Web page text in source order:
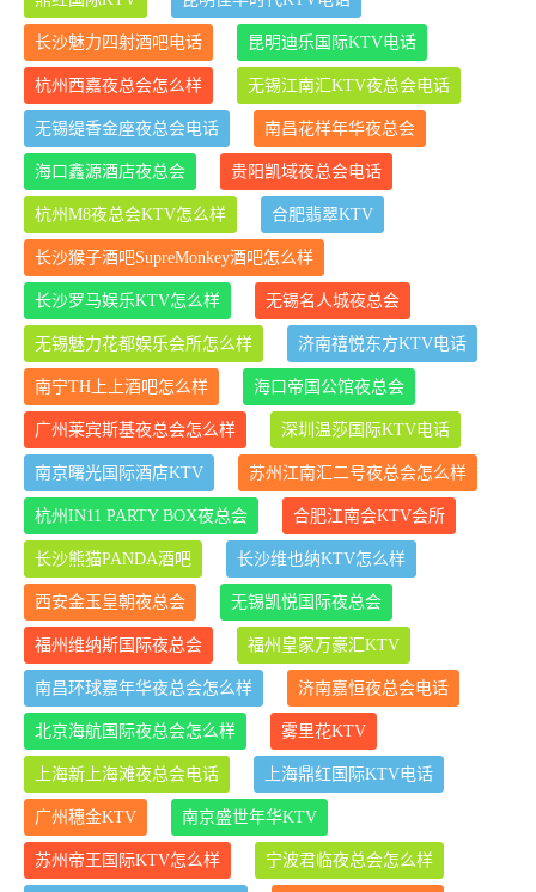
长沙魅力四射酒吧电话 昆明迪乐国际KTV电话
杭州西嘉夜总会怎么样 无锡江南汇KTV夜总会电话
无锡缇香金座夜总会电话 南昌花样年华夜总会
海口鑫源酒店夜总会 贵阳凯域夜总会电话
杭州M8夜总会KTV怎么样 合肥翡翠KTV
长沙猴子酒吧SupreMonkey酒吧怎么样
长沙罗马娱乐KTV怎么样 无锡名人城夜总会
无锡魅力花都娱乐会所怎么样 济南禧悦东方KTV电话
南宁TH上上酒吧怎么样 海口帝国公馆夜总会
广州莱宾斯基夜总会怎么样 深圳温莎国际KTV电话
南京曙光国际酒店KTV 苏州江南汇二号夜总会怎么样
杭州IN11 PARTY BOX夜总会 合肥江南会KTV会所
长沙熊猫PANDA酒吧 长沙维也纳KTV怎么样
西安金玉皇朝夜总会 无锡凯悦国际夜总会
福州维纳斯国际夜总会 福州皇家万豪汇KTV
南昌环球嘉年华夜总会怎么样 济南嘉恒夜总会电话
北京海航国际夜总会怎么样 雾里花KTV
上海新上海滩夜总会电话 上海鼎红国际KTV电话
广州穗金KTV 南京盛世年华KTV
苏州帝王国际KTV怎么样 宁波君临夜总会怎么样